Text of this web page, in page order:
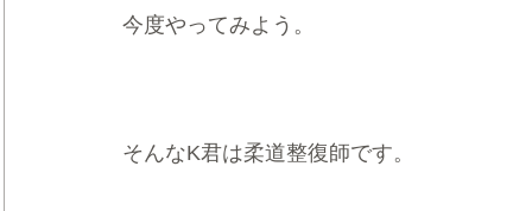
今度やってみよう。
そんなK君は柔道整復師です。